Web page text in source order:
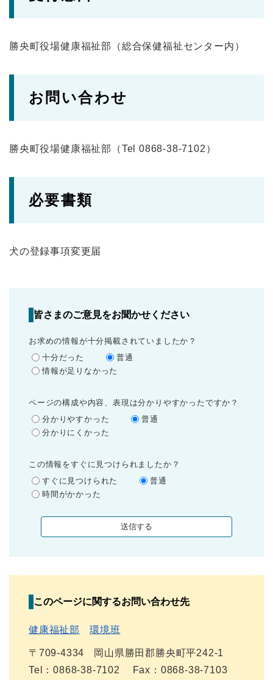
勝央町役場健康福祉部（総合保健福祉センター内）
お問い合わせ
勝央町役場健康福祉部（Tel 0868-38-7102）
必要書類
犬の登録事項変更届
皆さまのご意見をお聞かせください
お求めの情報が十分掲載されていましたか？
十分だった
普通
情報が足りなかった
ページの構成や内容、表現は分かりやすかったですか？
分かりやすかった
普通
分かりにくかった
この情報をすぐに見つけられましたか？
すぐに見つけられた
普通
時間がかかった
このページに関するお問い合わせ先
健康福祉部 環境班
〒709-4334
岡山県勝田郡勝央町平242-1
Tel：0868-38-7102
Fax：0868-38-7103